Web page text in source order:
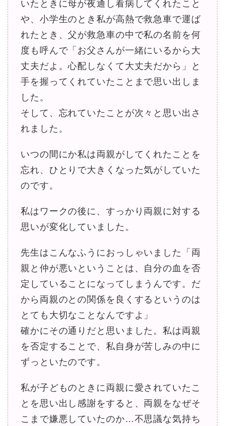
いたときに母が夜通し看病してくれたこと
や、小学生のとき私が高熱で救急車で運ば
れたとき、父が救急車の中で私の名前を何
度も呼んで「お父さんが一緒にいるから大
丈夫だよ。心配しなくて大丈夫だから」と
手を握ってくれていたことまで思い出しま
した。
そして、忘れていたことが次々と思い出さ
れました。
いつの間にか私は両親がしてくれたことを
忘れ、ひとりで大きくなった気がしていた
のです。
私はワークの後に、すっかり両親に対する
思いが変化していました。
先生はこんなふうにおっしゃいました「両
親と仲が悪いということは、自分の血を否
定していることになってしまうんです。だ
から両親のとの関係を良くするというのは
とても大切なことなんですよ」
確かにその通りだと思いました。私は両親
を否定することで、私自身が苦しみの中に
ずっといたのです。
私が子どものときに両親に愛されていたこ
とを思い出し感謝をすると、両親をなぜそ
こまで嫌悪していたのか…不思議な気持ち